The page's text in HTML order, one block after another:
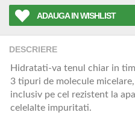
ADAUGA IN WISHLIST
DESCRIERE
Hidratati-va tenul chiar in
3 tipuri de molecule
inclusiv pe cel rezistent la
celelalte impuritati.